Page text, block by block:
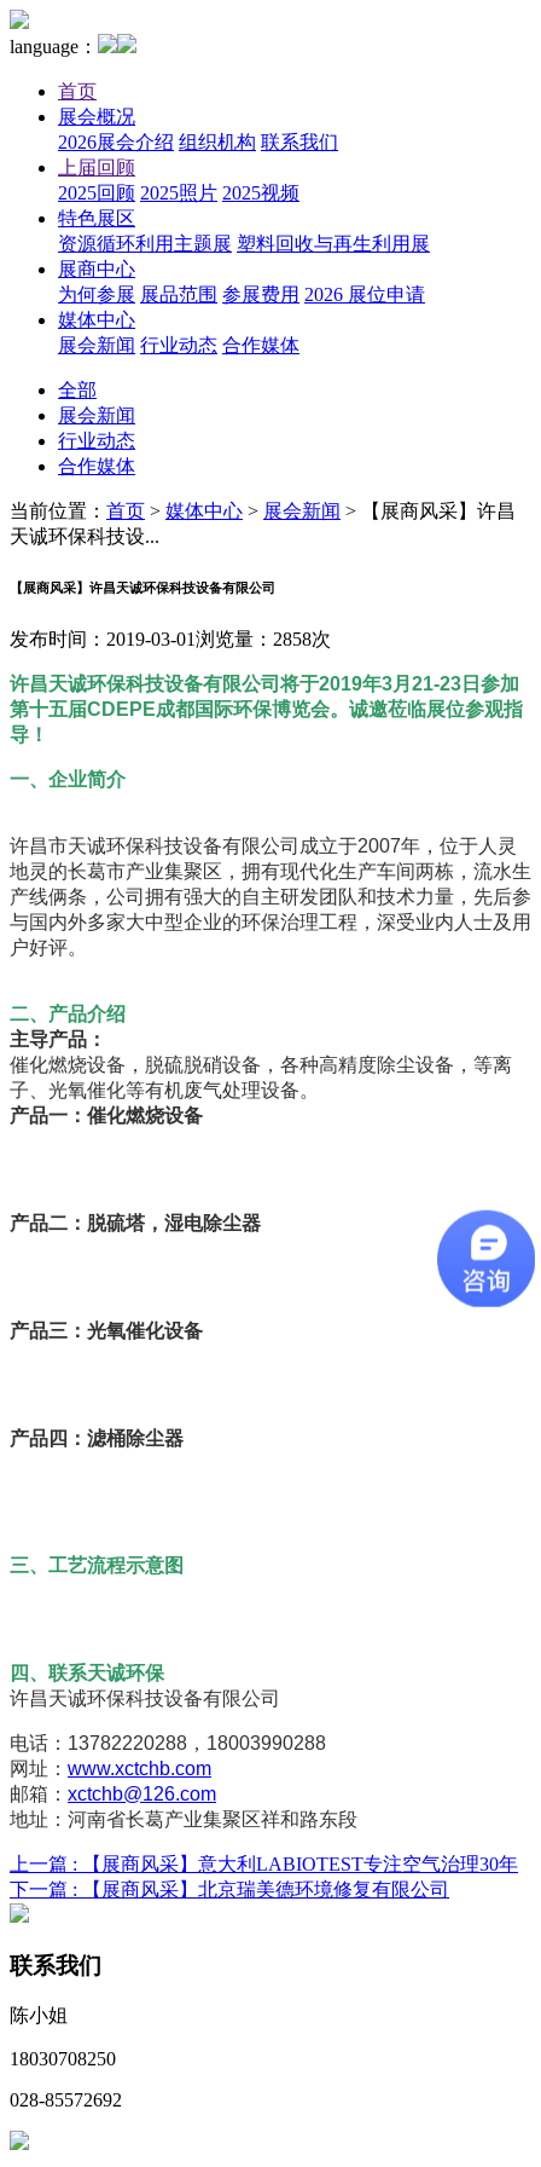
language：
首页
展会概况
2026展会介绍 组织机构 联系我们
上届回顾
2025回顾 2025照片 2025视频
特色展区
资源循环利用主题展 塑料回收与再生利用展
展商中心
为何参展 展品范围 参展费用 2026 展位申请
媒体中心
展会新闻 行业动态 合作媒体
全部
展会新闻
行业动态
合作媒体
当前位置： 首页 > 媒体中心 > 展会新闻 >
【展商风采】许昌
天诚环保科技设...
【展商风采】许昌天诚环保科技设备有限公司
发布时间：2019-03-01浏览量：2858次
许昌天诚环保科技设备有限公司将于2019年3月21-23日参加
第十五届CDEPE成都国际环保博览会。诚邀莅临展位参观指
导！
一、企业简介
许昌市天诚环保科技设备有限公司成立于2007年，位于人灵
地灵的长葛市产业集聚区，拥有现代化生产车间两栋，流水生
产线俩条，公司拥有强大的自主研发团队和技术力量，先后参
与国内外多家大中型企业的环保治理工程，深受业内人士及用
户好评。
二、产品介绍
主导产品：
催化燃烧设备，脱硫脱硝设备，各种高精度除尘设备，等离
子、光氧催化等有机废气处理设备。
产品一：催化燃烧设备
产品二：脱硫塔，湿电除尘器
产品三：光氧催化设备
产品四：滤桶除尘器
三、工艺流程示意图
四、联系天诚环保
许昌天诚环保科技设备有限公司
电话：13782220288，18003990288
网址： www.xctchb.com
邮箱： xctchb@126.com
地址：河南省长葛产业集聚区祥和路东段
上一篇 :
【展商风采】意大利LABIOTEST专注空气治理30年
下一篇 :
【展商风采】北京瑞美德环境修复有限公司
联系我们
陈小姐
18030708250
028-85572692